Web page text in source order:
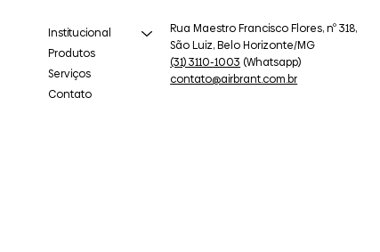
Institucional
Produtos
Serviços
Contato
Rua Maestro Francisco Flores, nº 318,
São Luiz, Belo Horizonte/MG
(31) 3110-1003 (Whatsapp)
contato@airbrant.com.br